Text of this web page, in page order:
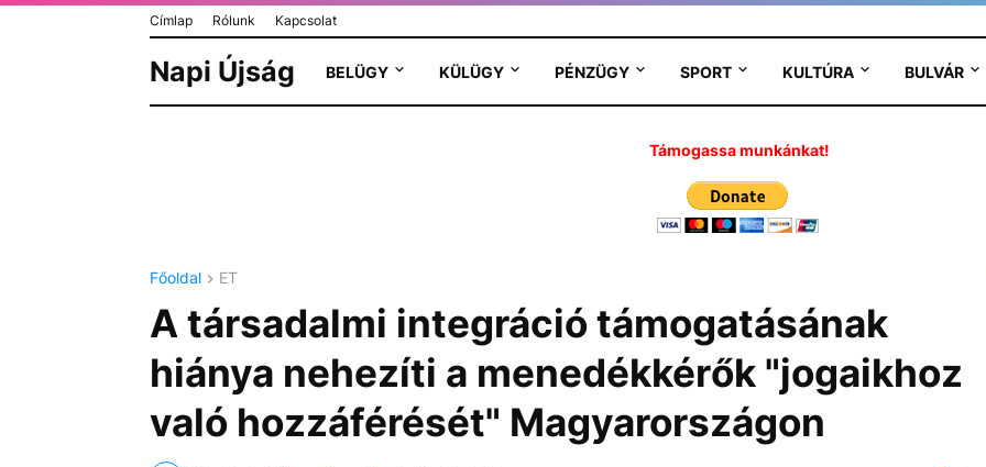
Címlap Rólunk Kapcsolat
Napi Újság BELÜGY KÜLÜGY PÉNZÜGY SPORT KULTÚRA BULVÁR
Támogassa munkánkat!
Főoldal ET
A társadalmi integráció támogatásának
hiánya nehezíti a menedékkérők "jogaikhoz
való hozzáférését" Magyarországon